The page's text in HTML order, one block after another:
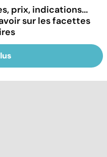
prix, indications...
sur les facettes